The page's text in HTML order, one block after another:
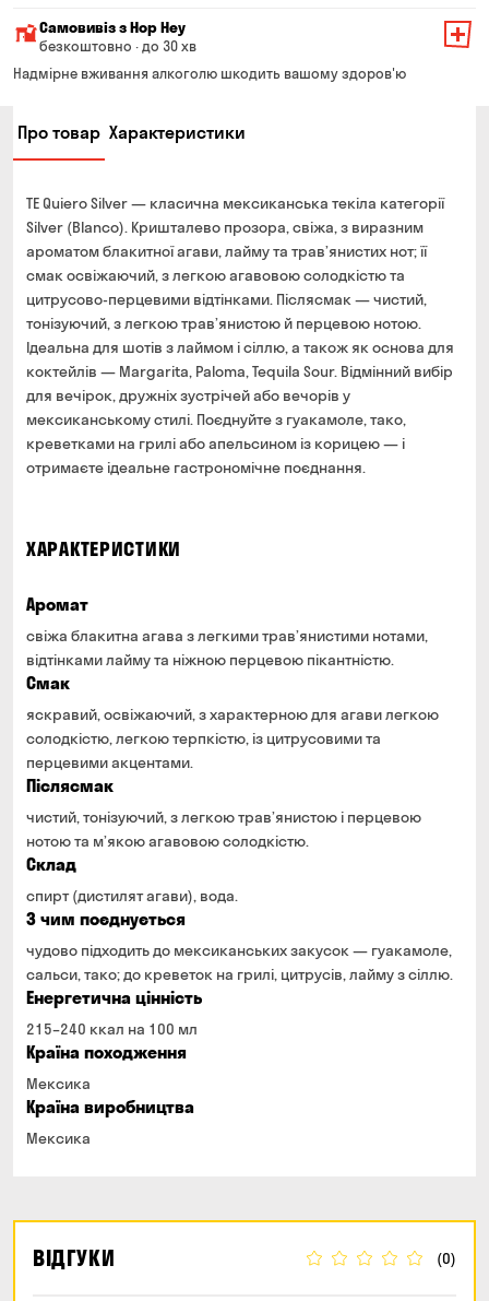
Мінімальна сума всього замовлення — 200 грн
Вартість доставки залежить від суми всього замовлення:
Від 200 до 299 грн
Від 400 до 699 грн
Від 700 грн безкоштовно
Термін доставки — до 90 хвилин
*на час доставки можуть впливати повітряні тривоги
Оплата:
готівкою кур'єру
банківською картою на сайті
Самовивіз з Hop Hey
безкоштовно · до 30 хв
Мінімальна сума всього замовлення — 250 грн
Можете без черги забрати з магазину в зручний для
Вас час
готівкою в магазині
банківською картою на сайті та в магазині
Надмірне вживання алкоголю шкодить вашому здоров'ю
Про товар Характеристики
TE Quiero Silver — класична мексиканська текіла категорії
Silver (Blanco). Кришталево прозора, свіжа, з виразним
ароматом блакитної агави, лайму та трав’янистих нот; її
смак освіжаючий, з легкою агавовою солодкістю та
цитрусово-перцевими відтінками. Післясмак — чистий,
тонізуючий, з легкою трав’янистою й перцевою нотою.
Ідеальна для шотів з лаймом і сіллю, а також як основа для
коктейлів — Margarita, Paloma, Tequila Sour. Відмінний вибір
для вечірок, дружніх зустрічей або вечорів у
мексиканському стилі. Поєднуйте з гуакамоле, тако,
креветками на грилі або апельсином із корицею — і
отримаєте ідеальне гастрономічне поєднання.
ХАРАКТЕРИСТИКИ
Аромат
свіжа блакитна агава з легкими трав’янистими нотами,
відтінками лайму та ніжною перцевою пікантністю.
Смак
яскравий, освіжаючий, з характерною для агави легкою
солодкістю, легкою терпкістю, із цитрусовими та
перцевими акцентами.
Післясмак
чистий, тонізуючий, з легкою трав’янистою і перцевою
нотою та м’якою агавовою солодкістю.
Склад
спирт (дистилят агави), вода.
З чим поєднується
чудово підходить до мексиканських закусок — гуакамоле,
сальси, тако; до креветок на грилі, цитрусів, лайму з сіллю.
Енергетична цінність
215–240 ккал на 100 мл
Країна походження
Мексика
Країна виробництва
Мексика
ВІДГУКИ (0)